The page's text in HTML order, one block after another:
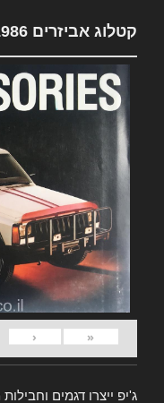
קטלוג אביזרים Jeep 1986
«
‹
ג'יפ ייצרו דגמים